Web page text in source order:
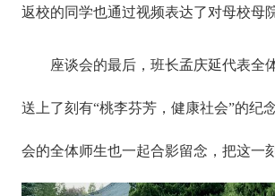
返校的同学也通过视频表达了对母校母
座谈会的最后，班长孟庆延代表全
送上了刻有“桃李芬芳，健康社会”的纪
会的全体师生也一起合影留念，把这一